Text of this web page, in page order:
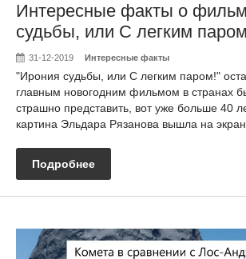
Интересные факты о
судьбы, или С легким
31-12-2019 Интересные факты
"Ирония судьбы, или С легким паром!"
главным новогодним фильмом в странах
страшно представить, вот уже больше 40
картина Эльдара Рязанова вышла на
Подробнее